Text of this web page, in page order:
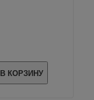
В КОРЗИНУ